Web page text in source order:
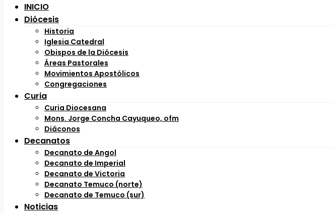
INICIO
Diócesis
Historia
Iglesia Catedral
Obispos de la Diócesis
Áreas Pastorales
Movimientos Apostólicos
Congregaciones
Curia
Curia Diocesana
Mons. Jorge Concha Cayuqueo, ofm
Diáconos
Decanatos
Decanato de Angol
Decanato de Imperial
Decanato de Victoria
Decanato Temuco (norte)
Decanato de Temuco (sur)
Noticias